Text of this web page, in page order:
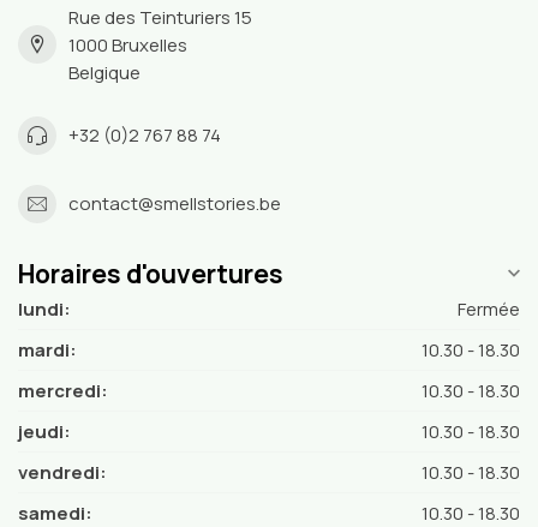
Rue des Teinturiers 15
1000 Bruxelles
Belgique
+32 (0)2 767 88 74
contact@smellstories.be
Horaires d'ouvertures
lundi:
Fermée
mardi:
10.30 - 18.30
mercredi:
10.30 - 18.30
jeudi:
10.30 - 18.30
vendredi:
10.30 - 18.30
samedi:
10.30 - 18.30